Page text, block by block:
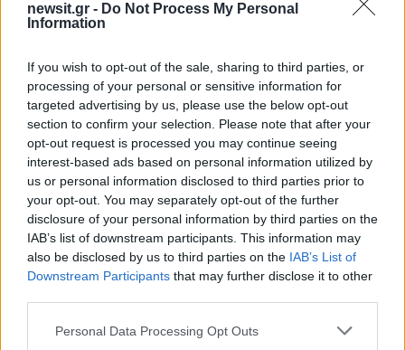
newsit.gr - Do Not Process My Personal
Information
If you wish to opt-out of the sale, sharing to third parties, or
processing of your personal or sensitive information for
targeted advertising by us, please use the below opt-out
section to confirm your selection. Please note that after your
opt-out request is processed you may continue seeing
interest-based ads based on personal information utilized by
us or personal information disclosed to third parties prior to
your opt-out. You may separately opt-out of the further
disclosure of your personal information by third parties on the
IAB’s list of downstream participants. This information may
also be disclosed by us to third parties on the IAB’s List of
Downstream Participants that may further disclose it to other
Please note that this website/app uses one or more Google
Personal Data Processing Opt Outs
Σχολίασε εδώ
50 /50
2000 /2000
Υποβολή σχολίου
Όροι Χρήσης. Το site προστατεύεται από reCAPTCHA, ισχύουν
Πολιτική Απορρήτου & Όροι Χρήσης της Google.
Media
AKYLAS
EUROVISION